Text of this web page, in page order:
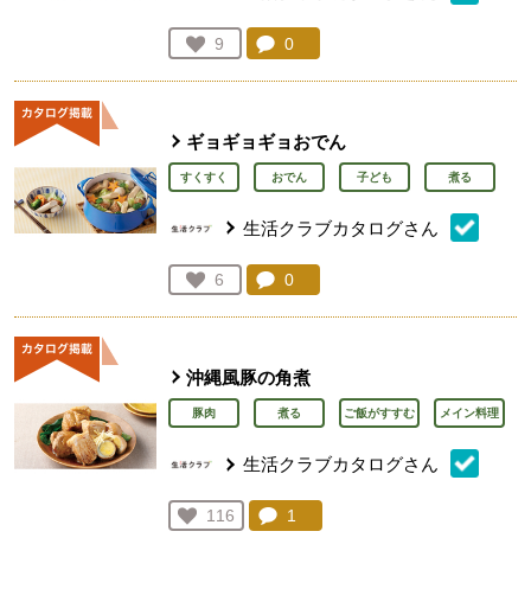
お気に入り登録：
9
人が登録
コメント：
0
ギョギョギョおでん
すくすく おでん 子ども 煮る
生活クラブカタログさん
お気に入り登録：
6
人が登録
コメント：
0
沖縄風豚の角煮
豚肉 煮る ご飯がすすむ メイン料理
生活クラブカタログさん
お気に入り登録：
116
人が登録
コメント：
1